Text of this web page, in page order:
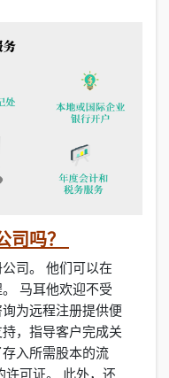
吗？
司。 他们可以在
马耳他欢迎不受
为远程注册提供便
，指导客户完成关
入所需股本的流
许可证。 此外，还